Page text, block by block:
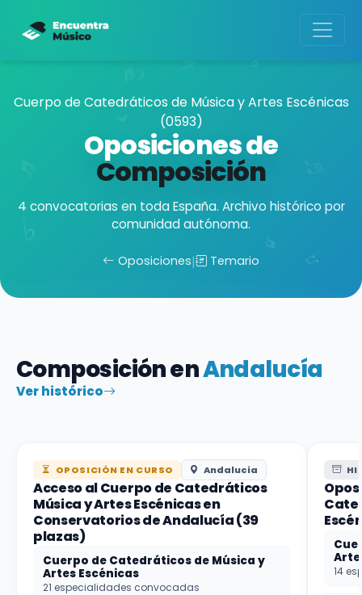
Cuerpo de Catedráticos de Música y Artes Escénicas
(0593)
Oposiciones de
Composición
4 convocatorias en toda España. Archivo histórico por
comunidad autónoma.
Oposiciones| Temario
Composición enAndalucía
Ver histórico
OPOSICIÓN EN CURSO Andalucía
Acceso al Cuerpo de Catedráticos
Música y Artes Escénicas en
Conservatorios de Andalucía (39
plazas)
Cuerpo de Catedráticos de Música y
Artes Escénicas
21 especialidades convocadas
14